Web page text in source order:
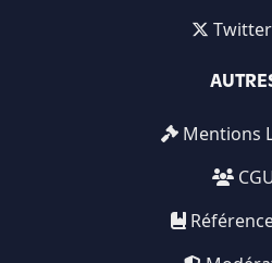
Twitter
Mentions